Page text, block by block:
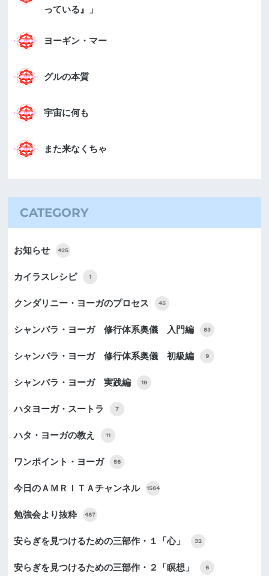
っている』」
ヨーギン・マー
グルの本質
宇宙に何も
また来なくちゃ
CATEGORY
お知らせ 425
カイラスレシピ 1
クンダリニー・ヨーガのプロセス 45
シャンバラ・ヨーガ 修行体系奥儀 入門編 83
シャンバラ・ヨーガ 修行体系奥儀 初級編 9
シャンバラ・ヨーガ 実践編 19
ハタヨーガ・スートラ 7
ハタ・ヨーガの教え 11
ワンポイント・ヨーガ 56
今日のＡＭＲＩＴＡチャンネル 1564
勉強会より抜粋 487
安らぎを見つけるための三部作・１「心」 32
安らぎを見つけるための三部作・２「瞑想」 6